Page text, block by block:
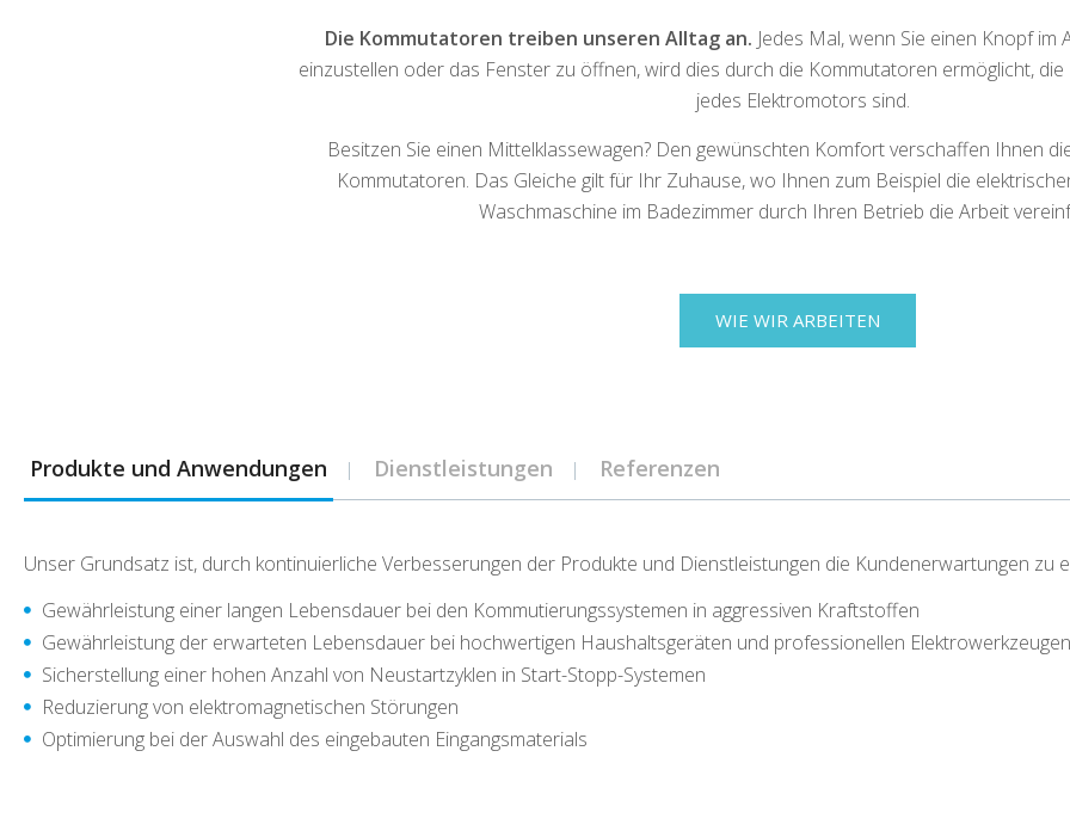
Die Kommutatoren treiben unseren Alltag an. Jedes Mal, wenn Sie einen Knopf im
einzustellen oder das Fenster zu öffnen, wird dies durch die Kommutatoren ermöglicht,
jedes Elektromotors sind.
Besitzen Sie einen Mittelklassewagen? Den gewünschten Komfort verschaffen Ihnen
Kommutatoren. Das Gleiche gilt für Ihr Zuhause, wo Ihnen zum Beispiel die
Waschmaschine im Badezimmer durch Ihren Betrieb die Arbeit
WIE WIR ARBEITEN
Produkte und Anwendungen Dienstleistungen Referenzen
Unser Grundsatz ist, durch kontinuierliche Verbesserungen der Produkte und Dienstleistungen die Kundenerwartungen zu
Gewährleistung einer langen Lebensdauer bei den Kommutierungssystemen in aggressiven Kraftstoffen
Gewährleistung der erwarteten Lebensdauer bei hochwertigen Haushaltsgeräten und professionellen Elektrowerkzeugen
Sicherstellung einer hohen Anzahl von Neustartzyklen in Start-Stopp-Systemen
Reduzierung von elektromagnetischen Störungen
Optimierung bei der Auswahl des eingebauten Eingangsmaterials